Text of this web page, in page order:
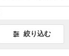
絞り込む